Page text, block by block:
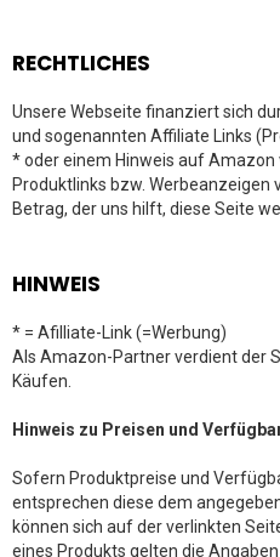
RECHTLICHES
Unsere Webseite finanziert sich
und sogenannten Affiliate Links
* oder einem Hinweis auf Amazon
Produktlinks bzw. Werbeanzeigen
Betrag, der uns hilft, diese Seite
HINWEIS
* = Afilliate-Link (=Werbung)
Als Amazon-Partner verdient der
Käufen.
Hinweis zu Preisen und
Sofern Produktpreise und
entsprechen diese dem
können sich auf der verlinkten
eines Produkts gelten die